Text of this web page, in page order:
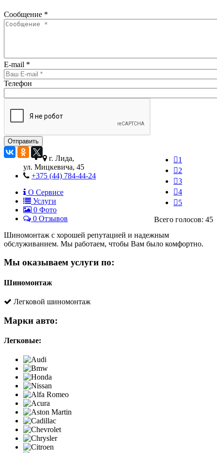
Сообщение *
E-mail *
Телефон
1
2
3
4
5
Всего голосов: 45
г. Лида,
ул. Мицкевича, 45
+375 (44) 784-44-24
О Сервисе
Услуги
0 Фото
0 Отзывов
Шиномонтаж с хорошей репутацией и надежным
обслуживанием. Мы работаем, чтобы Вам было комфортно.
Мы оказываем услуги по:
Шиномонтаж
Легковой шиномонтаж
Марки авто:
Легковые: